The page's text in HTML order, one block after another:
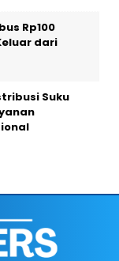
Rp100
dari
Suku